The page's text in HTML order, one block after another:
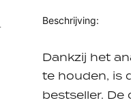
Beschrijving:
Dankzij het
te houden, is
bestseller.